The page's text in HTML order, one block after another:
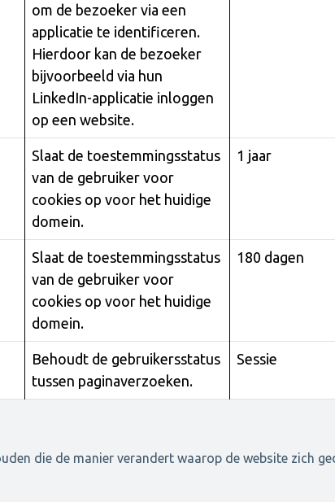
om de bezoeker via een
applicatie te identificeren.
Hierdoor kan de bezoeker
bijvoorbeeld via hun
LinkedIn-applicatie inloggen
op een website.
Slaat de toestemmingsstatus
van de gebruiker voor
cookies op voor het huidige
domein.
1 jaar
Slaat de toestemmingsstatus
van de gebruiker voor
cookies op voor het huidige
domein.
180 dagen
Behoudt de gebruikersstatus
tussen paginaverzoeken.
Sessie
die de manier verandert waarop de website zich